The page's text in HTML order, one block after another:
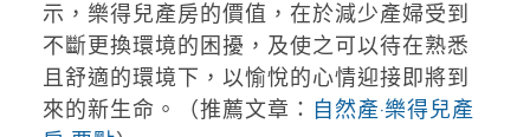
示，樂得兒產房的價值，在於減少產婦受到
不斷更換環境的困擾，及使之可以待在熟悉
且舒適的環境下，以愉悅的心情迎接即將到
來的新生命。（推薦文章： 自然產‧樂得兒產